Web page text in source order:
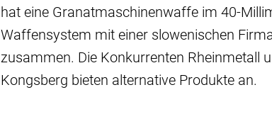
hat eine Granatmaschinenwaffe im 40-
Waffensystem mit einer slowenischen
zusammen. Die Konkurrenten Rheinmetall
Kongsberg bieten alternative Produkte an.